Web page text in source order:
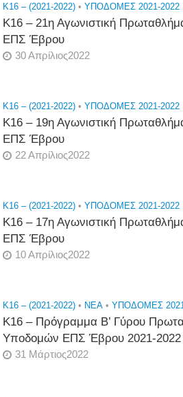
K16 – (2021-2022) • ΥΠΟΔΟΜΕΣ 2021-2022
Κ16 – 21η Αγωνιστική
ΕΠΣ Έβρου
30 Απρίλιος2022
K16 – (2021-2022) • ΥΠΟΔΟΜΕΣ 2021-2022
Κ16 – 19η Αγωνιστική
ΕΠΣ Έβρου
22 Απρίλιος2022
K16 – (2021-2022) • ΥΠΟΔΟΜΕΣ 2021-2022
Κ16 – 17η Αγωνιστική
ΕΠΣ Έβρου
10 Απρίλιος2022
K16 – (2021-2022) • NEA • ΥΠΟΔΟΜΕΣ
Κ16 – Πρόγραμμα Β’ Γύρου
Υποδομών ΕΠΣ Έβρου 2021-2022
31 Μάρτιος2022